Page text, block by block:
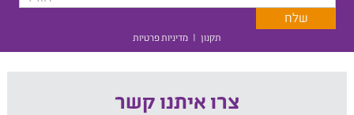
תקנון | מדיניות פרטיות
צרו איתנו קשר